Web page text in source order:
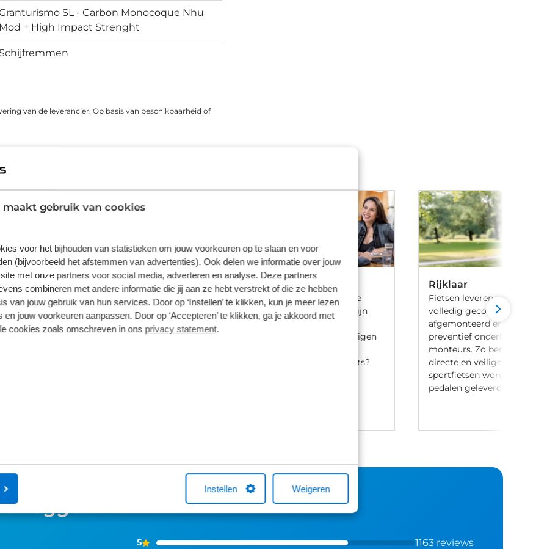
maakt gebruik van cookies
voor het bijhouden van statistieken om jouw voorkeuren op te slaan en voor
(bijvoorbeeld het afstemmen van advertenties). Ook delen we informatie over jouw
met onze partners voor social media, adverteren en analyse. Deze partners
combineren met andere informatie die jij aan ze hebt verstrekt of die ze hebben
van jouw gebruik van hun services. Door op ‘Instellen’ te klikken, kun je meer lezen
jouw voorkeuren aanpassen. Door op ‘Accepteren’ te klikken, ga je akkoord met
cookies zoals omschreven in ons privacy statement.
Instellen Weigeren
SL - Carbon Monocoque Nhu
Mod + High Impact Strenght
Schijfremmen
van de leverancier. Op basis van beschikbaarheid of
Kingpolis voor Broekhuis
Fietsverzekering sluit je af in één van de
fietsenwinkels of telefonisch
met één van onze medewerkers. Kocht
Fietslease
Bij Broekhuis ben je aan het goede
adres om een fiets te leasen. Wij zijn
aangesloten bij meerdere lease
maatschappijen en hebben onze eigen
vragen over het leasen van een fiets?
Rijklaar
Fietsen leveren we 100%
volledig gecontroleerd,
afgemonteerd en voorzien
preventief onderhoud door
monteurs. Zo ben je
directe en veilige ritten. Let
sportfietsen worden
pedalen geleverd.
zeggen
5 1163 reviews